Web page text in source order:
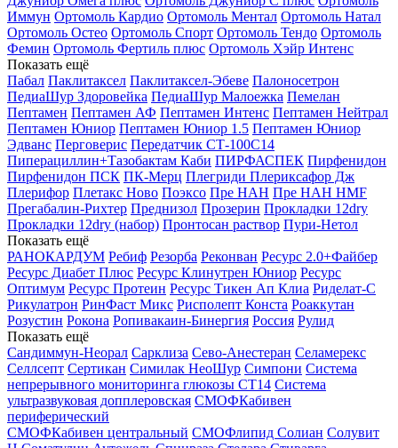
Иммун Ортомоль Кардио Ортомоль Ментал Ортомоль Натал
Ортомоль Остео Ортомоль Спорт Ортомоль Тендо Ортомоль
Фемин Ортомоль Фертиль плюс Ортомоль Хэйр Интенс
Показать ещё
Пабал Паклитаксел Паклитаксел-Эбеве Палоносетрон
ПедиаШур Здоровейка ПедиаШур Малоежка Пемелан
Пептамен Пептамен АФ Пептамен Интенс Пептамен Нейтрал
Пептамен Юниор Пептамен Юниор 1.5 Пептамен Юниор
Эдванс Перговерис Передатчик СТ-100С14
Пиперациллин+Тазобактам Каби ПИРФАСПЕК Пирфенидон
Пирфенидон ПСК ПК-Мерц Плегриди Плериксафор Дж
Плерифор Плетакс Ново Поэксо Пре НАН Пре НАН HMF
Прегабалин-Рихтер Преднизол Прозерин Прокладки 12dry
Прокладки 12dry (набор) Пронтосан раствор Пури-Нетол
Показать ещё
РАНОКАРДУМ Ребиф Резорба Реконван Ресурс 2.0+Файбер
Ресурс Диабет Плюс Ресурс Клинутрен Юниор Ресурс
Оптимум Ресурс Протеин Ресурс Тикен Ап Клиа Риделат-С
Рикулатрон РинФаст Микс Рисполепт Конста Роаккутан
Розустин Рокона Ропивакаин-Бинергия Россия Рулид
Показать ещё
Сандиммун-Неорал Сарклиза Сево-Анестеран Селамерекс
Селлсепт Сертикан Симилак НеоШур Симпони Система
непрерывного мониторинга глюкозы СТ14 Система
ультразвуковая допплеровская СМОФКабивен
периферический
СМОФКабивен центральный СМОФлипид Солиан Солувит